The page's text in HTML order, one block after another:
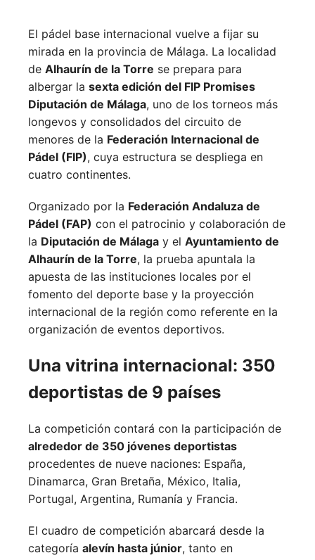
El pádel base internacional vuelve a fijar su
mirada en la provincia de Málaga. La localidad
de Alhaurín de la Torre se prepara para
albergar la sexta edición del FIP Promises
Diputación de Málaga, uno de los torneos más
longevos y consolidados del circuito de
menores de la Federación Internacional de
Pádel (FIP), cuya estructura se despliega en
cuatro continentes.
Organizado por la Federación Andaluza de
Pádel (FAP) con el patrocinio y colaboración de
la Diputación de Málaga y el Ayuntamiento de
Alhaurín de la Torre, la prueba apuntala la
apuesta de las instituciones locales por el
fomento del deporte base y la proyección
internacional de la región como referente en la
organización de eventos deportivos.
Una vitrina internacional: 350
deportistas de 9 países
La competición contará con la participación de
alrededor de 350 jóvenes deportistas
procedentes de nueve naciones: España,
Dinamarca, Gran Bretaña, México, Italia,
Portugal, Argentina, Rumanía y Francia.
El cuadro de competición abarcará desde la
categoría alevín hasta júnior, tanto en